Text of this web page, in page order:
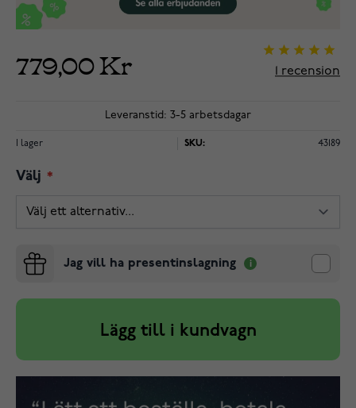
779,00 Kr 1 recension
Leveranstid: 3-5 arbetsdagar
I lager SKU: 43189
Välj
Jag vill ha presentinslagning
Lägg till i kundvagn